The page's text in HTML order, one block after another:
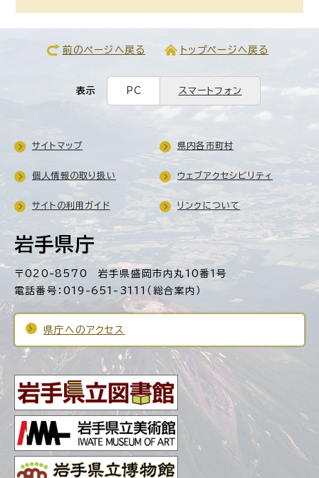
前のページへ戻る トップページへ戻る
表示 PC スマートフォン
岩手県庁
〒020-8570 岩手県盛岡市内丸10番1号
電話番号：019-651-3111（総合案内）
県庁へのアクセス
サイトマップ 県内各市町村
個人情報の取り扱い ウェブアクセシビリティ
サイトの利用ガイド リンクについて